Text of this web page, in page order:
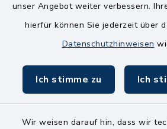
unser Angebot weiter verbessern.
hierfür können Sie jederzeit über
Datenschutzhinweisen
Ich stimme zu Ich
Wir weisen darauf hin, dass wir
Freitag
8.00-11.00 Uhr